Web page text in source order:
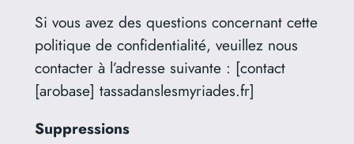
Si vous avez des questions concernant cette
politique de confidentialité, veuillez nous
contacter à l’adresse suivante : [contact
[arobase] tassadanslesmyriades.fr]
Suppressions